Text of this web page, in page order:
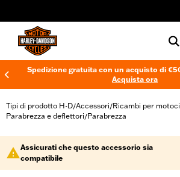
Spedizione gratuita con un acquisto di
Acquista ora
Tipi di prodotto H-D/Accessori/Ricambi per
Parabrezza e deflettori/Parabrezza
Assicurati che questo accessorio sia
compatibile